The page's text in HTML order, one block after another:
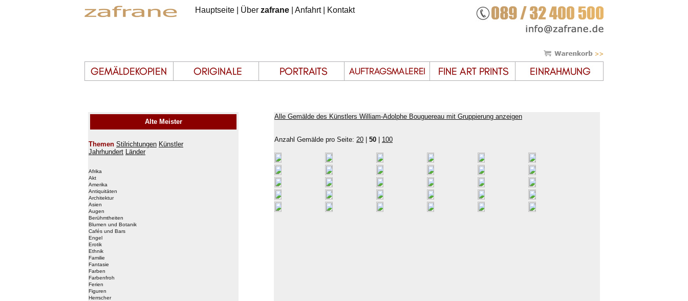
Hauptseite Über zafrane Anfahrt| Kontakt
Alte Meister
Themen Stilrichtungen Künstler
Jahrhundert Länder
Afrika
Akt
Amerika
Antiquitäten
Architektur
Asien
Augen
Berühmtheiten
Blumen und Botanik
Cafés und Bars
Engel
Erotik
Ethnik
Familie
Fantasie
Farben
Farbenfroh
Ferien
Figuren
Herrscher
Alle Gemälde des Künstlers William-Adolphe Bouguereau mit Gruppierung anzeigen
Anzahl Gemälde pro Seite: 20 50 100